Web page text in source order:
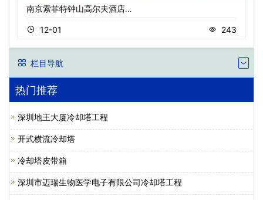
南京索菲特钟山高尔夫酒店…
12-01 243
栏目导航
热门推荐
深圳地王大厦冷却塔工程
开式横流冷却塔
冷却塔皮带箱
深圳市迈瑞生物医学电子有限公司冷却塔工程